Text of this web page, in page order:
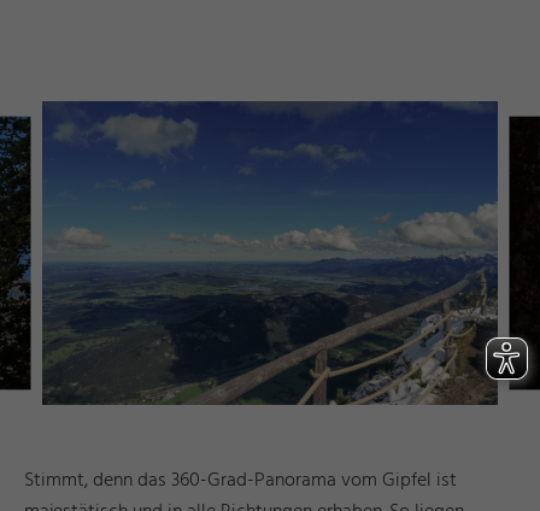
Stimmt, denn das 360-Grad-Panorama vom Gipfel ist